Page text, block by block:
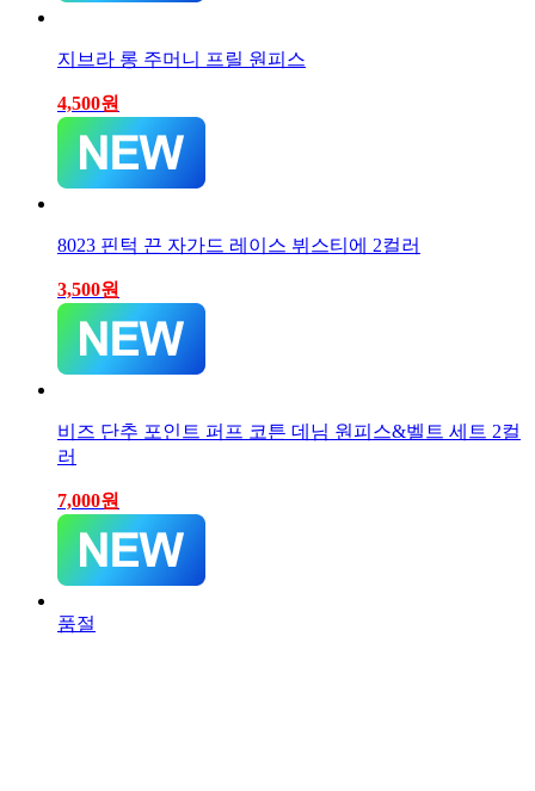
지브라 롱 주머니 프릴 원피스
4,500원
8023 핀턱 끈 자가드 레이스 뷔스티에 2컬러
3,500원
비즈 단추 포인트 퍼프 코튼 데님 원피스&벨트 세트 2컬
러
7,000원
품절